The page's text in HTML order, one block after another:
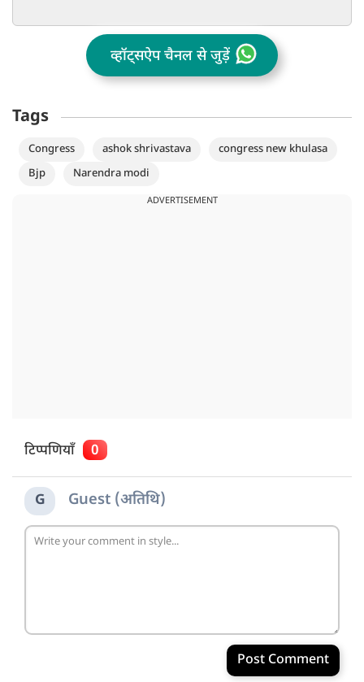
व्हॉट्सऐप चैनल से जुड़ें
Tags
Congress ashok shrivastava
congress new khulasa
Bjp
Narendra modi
ADVERTISEMENT
टिप्पणियाँ 0
G Guest (अतिथि)
Post Comment